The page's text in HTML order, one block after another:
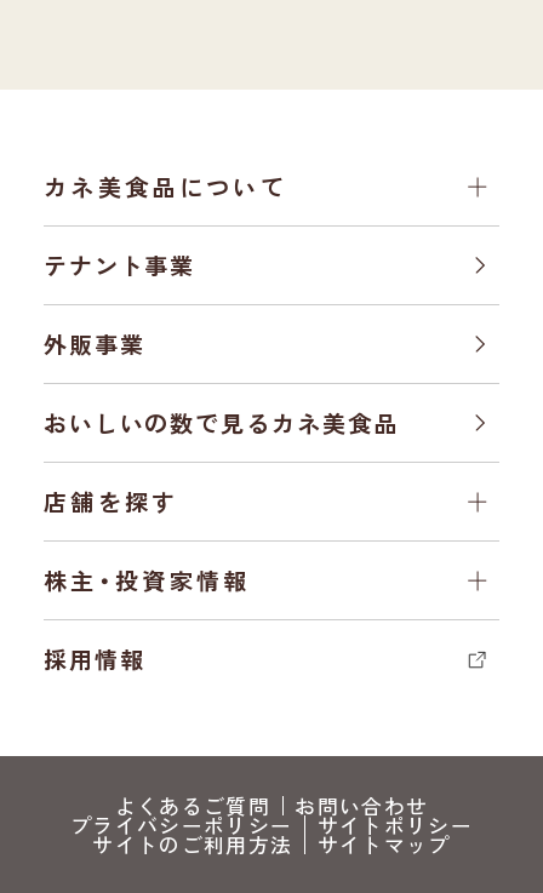
カネ美食品について
テナント事業
外販事業
おいしいの数で見るカネ美食品
店舗を探す
株主・投資家情報
採用情報
よくあるご質問 お問い合わせ
プライバシーポリシー サイトポリシー
サイトのご利用方法 サイトマップ